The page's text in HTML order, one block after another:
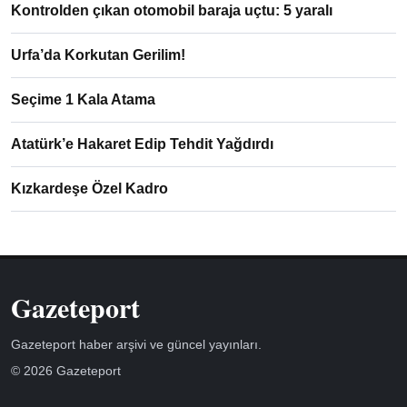
Kontrolden çıkan otomobil baraja uçtu: 5 yaralı
Urfa’da Korkutan Gerilim!
Seçime 1 Kala Atama
Atatürk’e Hakaret Edip Tehdit Yağdırdı
Kızkardeşe Özel Kadro
Gazeteport
Gazeteport haber arşivi ve güncel yayınları.
© 2026 Gazeteport